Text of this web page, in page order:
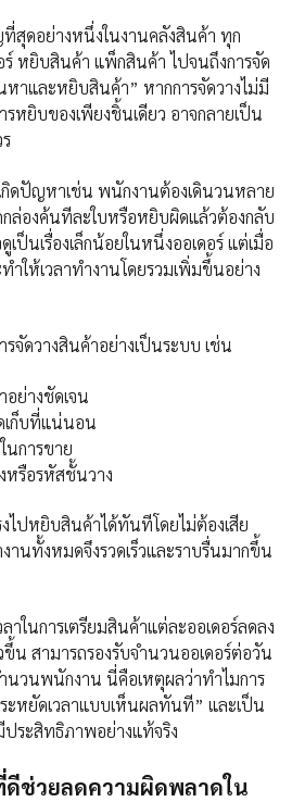
สุดอย่างหนึ่งในงานคลังสินค้า ทุก
ร์ หยิบสินค้า แพ็กสินค้า ไปจนถึงการจัด
หาและหยิบสินค้า” หากการจัดวางไม่มี
หยิบของเพียงชิ้นเดียว อาจกลายเป็น
กิดปัญหาเช่น พนักงานต้องเดินวนหลาย
กล่องค้นทีละใบหรือหยิบผิดแล้วต้องกลับ
ป็นเรื่องเล็กน้อยในหนึ่งออเดอร์ แต่เมื่อ
ให้เวลาทำงานโดยรวมเพิ่มขึ้นอย่าง
จัดวางสินค้าอย่างเป็นระบบ เช่น
ย่างชัดเจน
ก็บที่แน่นอน
นการขาย
รือรหัสชั้นวาง
ไปหยิบสินค้าได้ทันทีโดยไม่ต้องเสีย
านทั้งหมดจึงรวดเร็วและราบรื่นมากขึ้น
าในการเตรียมสินค้าแต่ละออเดอร์ลดลง
น สามารถรองรับจำนวนออเดอร์ต่อวัน
นวนพนักงาน นี่คือเหตุผลว่าทำไมการ
ะหยัดเวลาแบบเห็นผลทันที” และเป็น
ระสิทธิภาพอย่างแท้จริง
ดีช่วยลดความผิดพลาดใน